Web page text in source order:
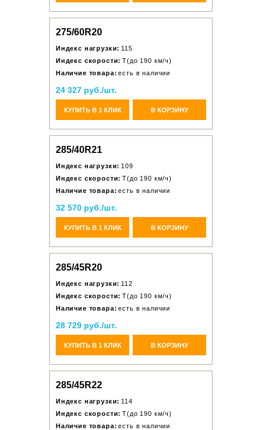
275/60R20
Индекс нагрузки: 115
Индекс скорости: T(до 190 км/ч)
Наличие товара: есть в наличии
24 327 руб./шт.
КУПИТЬ В 1 КЛИК В КОРЗИНУ
285/40R21
Индекс нагрузки: 109
Индекс скорости: T(до 190 км/ч)
Наличие товара: есть в наличии
32 570 руб./шт.
КУПИТЬ В 1 КЛИК В КОРЗИНУ
285/45R20
Индекс нагрузки: 112
Индекс скорости: T(до 190 км/ч)
Наличие товара: есть в наличии
28 729 руб./шт.
КУПИТЬ В 1 КЛИК В КОРЗИНУ
285/45R22
Индекс нагрузки: 114
Индекс скорости: T(до 190 км/ч)
Наличие товара: есть в наличии